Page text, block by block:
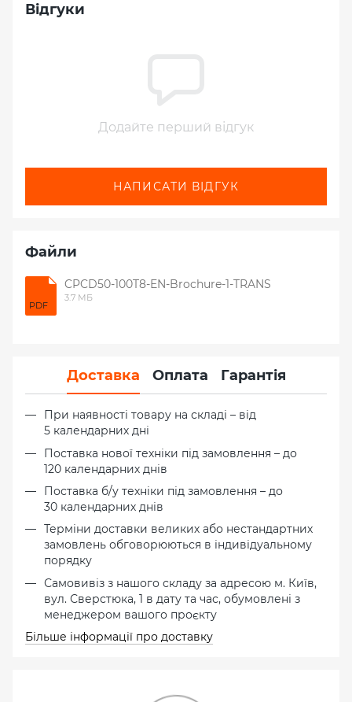
Відгуки
Додайте перший відгук
НАПИСАТИ ВІДГУК
Файли
PDF
CPCD50-100T8-EN-Brochure-1-TRANS
3.7 МБ
Доставка Оплата Гарантія
При наявності товару на складі – від
5 календарних дні
Поставка нової техніки під замовлення – до
120 календарних днів
Поставка б/у техніки під замовлення – до
30 календарних днів
Терміни доставки великих або нестандартних
замовлень обговорюються в індивідуальному
порядку
Самовивіз з нашого складу за адресою м. Київ,
вул. Сверстюка, 1 в дату та час, обумовлені з
менеджером вашого проєкту
Більше інформації про доставку